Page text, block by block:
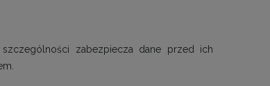
zabezpiecza dane przed ich